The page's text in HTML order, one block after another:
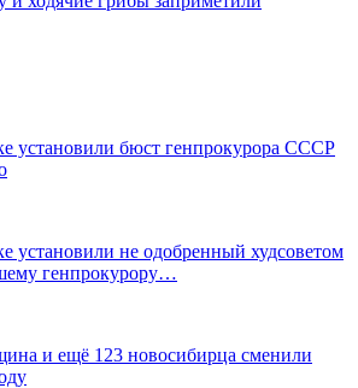
установили бюст генпрокурора СССР
установили не одобренный худсоветом
генпрокурору…
и ещё 123 новосибирца сменили